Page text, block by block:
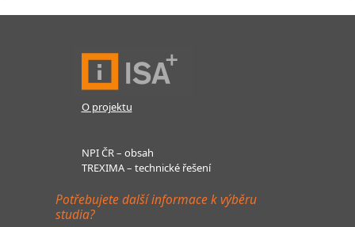
O projektu
NPI ČR – obsah
TREXIMA – technické řešení
Potřebujete další informace k výběru
studia?